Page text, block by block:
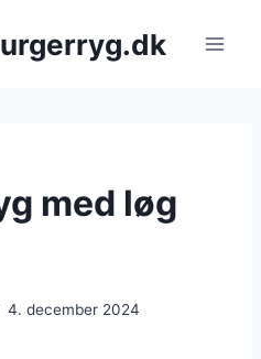
med løg
4. december 2024